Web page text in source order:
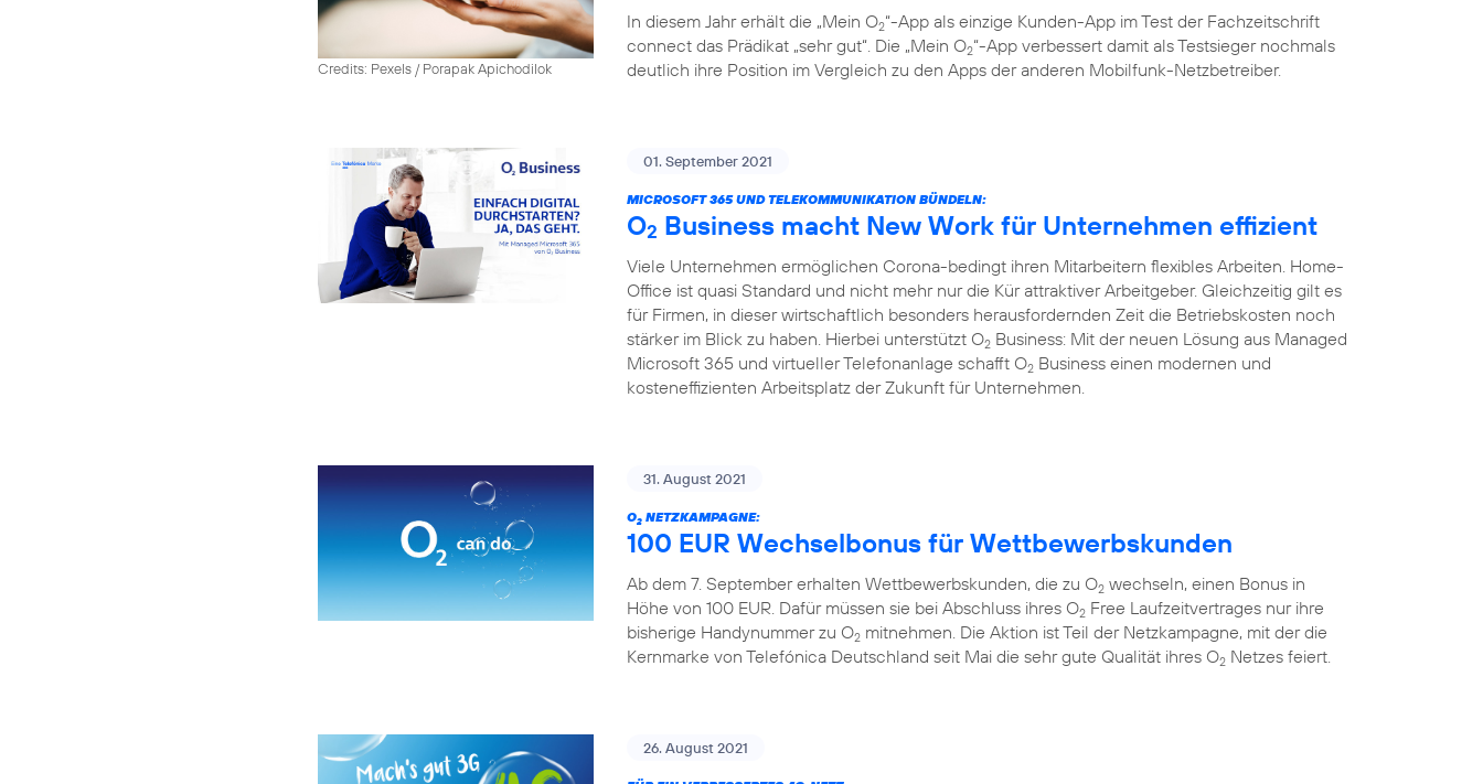
Credits: Pexels / Porapak Apichodilok
In diesem Jahr erhält die „Mein O2“-App als einzige Kunden-App im Test der Fachzeitschrift
connect das Prädikat „sehr gut“. Die „Mein O2“-App verbessert damit als Testsieger nochmals
deutlich ihre Position im Vergleich zu den Apps der anderen Mobilfunk-Netzbetreiber.
01. September 2021
MICROSOFT 365 UND TELEKOMMUNIKATION BÜNDELN:
O2 Business macht New Work für Unternehmen effizient
Viele Unternehmen ermöglichen Corona-bedingt ihren Mitarbeitern flexibles Arbeiten. Home-
Office ist quasi Standard und nicht mehr nur die Kür attraktiver Arbeitgeber. Gleichzeitig gilt es
für Firmen, in dieser wirtschaftlich besonders herausfordernden Zeit die Betriebskosten noch
stärker im Blick zu haben. Hierbei unterstützt O2 Business: Mit der neuen Lösung aus Managed
Microsoft 365 und virtueller Telefonanlage schafft O2 Business einen modernen und
kosteneffizienten Arbeitsplatz der Zukunft für Unternehmen.
31. August 2021
O2 NETZKAMPAGNE:
100 EUR Wechselbonus für Wettbewerbskunden
Ab dem 7. September erhalten Wettbewerbskunden, die zu O2 wechseln, einen Bonus in
Höhe von 100 EUR. Dafür müssen sie bei Abschluss ihres O2 Free Laufzeitvertrages nur ihre
bisherige Handynummer zu O2 mitnehmen. Die Aktion ist Teil der Netzkampagne, mit der die
Kernmarke von Telefónica Deutschland seit Mai die sehr gute Qualität ihres O2 Netzes feiert.
26. August 2021